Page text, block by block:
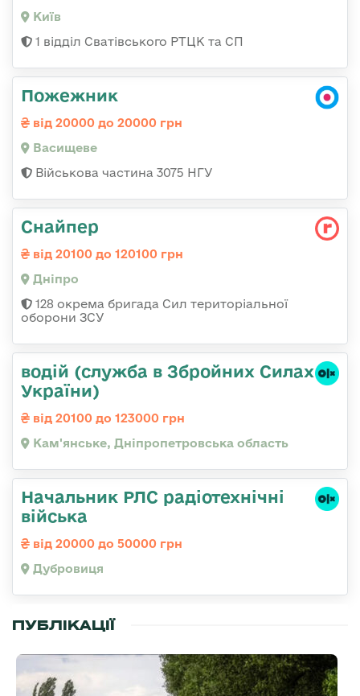
Київ
1 відділ Сватівського РТЦК та СП
Пожежник
від 20000 до 20000 грн
Васищеве
Військова частина 3075 НГУ
Снайпер
від 20100 до 120100 грн
Дніпро
128 окрема бригада Сил територіальної
оборони ЗСУ
водій (служба в Збройних Силах
України)
від 20100 до 123000 грн
Кам'янське, Дніпропетровська область
Начальник РЛС радіотехнічні
війська
від 20000 до 50000 грн
Дубровиця
ПУБЛІКАЦІЇ